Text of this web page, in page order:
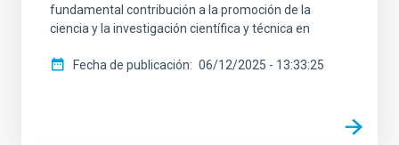
fundamental contribución a la promoción de la
ciencia y la investigación científica y técnica en
Fecha de publicación 06/12/2025 - 13:33:25